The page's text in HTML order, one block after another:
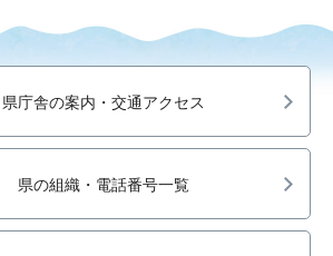
県庁舎の案内・交通アクセス
県の組織・電話番号一覧